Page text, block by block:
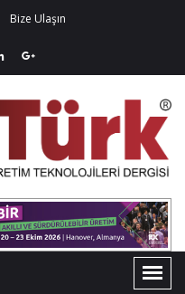
Bize Ulaşın